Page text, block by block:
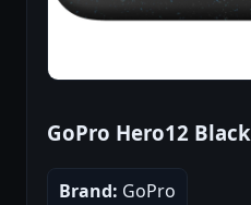
GoPro Hero12 Black
Brand: GoPro